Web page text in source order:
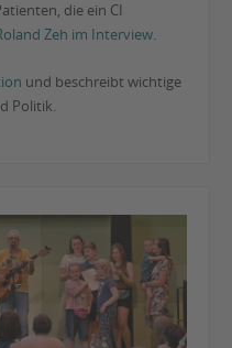
die ein CI
Zeh im Interview
und beschreibt wichtige
Politik.